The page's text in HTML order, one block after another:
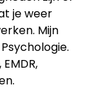
je weer
Mijn